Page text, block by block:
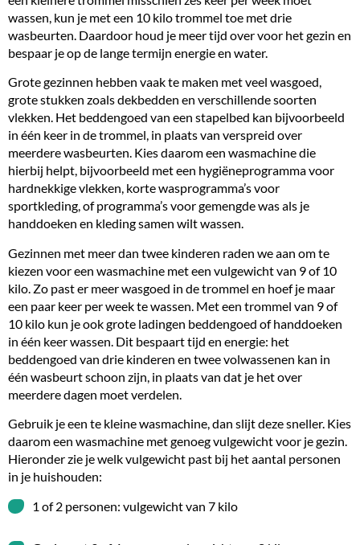
wassen, kun je met een 10 kilo trommel toe met drie
wasbeurten. Daardoor houd je meer tijd over voor het gezin en
bespaar je op de lange termijn energie en water.
Grote gezinnen hebben vaak te maken met veel wasgoed,
grote stukken zoals dekbedden en verschillende soorten
vlekken. Het beddengoed van een stapelbed kan bijvoorbeeld
in één keer in de trommel, in plaats van verspreid over
meerdere wasbeurten. Kies daarom een wasmachine die
hierbij helpt, bijvoorbeeld met een hygiëneprogramma voor
hardnekkige vlekken, korte wasprogramma’s voor
sportkleding, of programma’s voor gemengde was als je
handdoeken en kleding samen wilt wassen.
Gezinnen met meer dan twee kinderen raden we aan om te
kiezen voor een wasmachine met een vulgewicht van 9 of 10
kilo. Zo past er meer wasgoed in de trommel en hoef je maar
een paar keer per week te wassen. Met een trommel van 9 of
10 kilo kun je ook grote ladingen beddengoed of handdoeken
in één keer wassen. Dit bespaart tijd en energie: het
beddengoed van drie kinderen en twee volwassenen kan in
één wasbeurt schoon zijn, in plaats van dat je het over
meerdere dagen moet verdelen.
Gebruik je een te kleine wasmachine, dan slijt deze sneller. Kies
daarom een wasmachine met genoeg vulgewicht voor je gezin.
Hieronder zie je welk vulgewicht past bij het aantal personen
in je huishouden:
1 of 2 personen: vulgewicht van 7 kilo